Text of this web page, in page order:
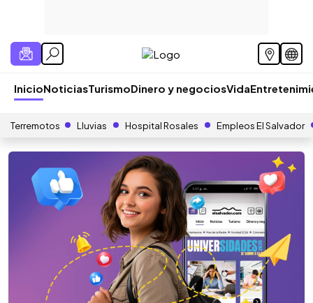
InicioNoticiasTurismoDinero y negociosVida
Terremotos Lluvias Hospital Rosales Empleos El Salvador